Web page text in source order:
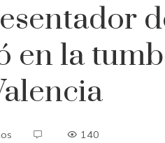
en la
140